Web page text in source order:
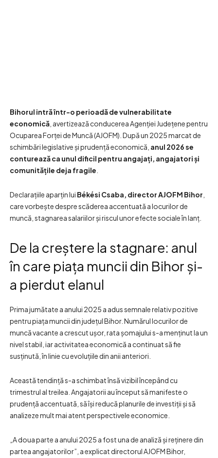
Bihorul intră într-o perioadă de vulnerabilitate
economică , avertizează conducerea Agenției Județene pentru
Ocuparea Forței de Muncă (AJOFM). După un 2025 marcat de
schimbări legislative și prudență economică, anul 2026 se
conturează ca unul dificil pentru angajați, angajatori și
comunitățile deja fragile
Declarațiile aparțin lui Békési Csaba, director AJOFM Bihor
care vorbește despre scăderea accentuată a locurilor de
muncă, stagnarea salariilor și riscul unor efecte sociale în lanț.
De la creștere la stagnare: anul
în care piața muncii din Bihor și-
a pierdut elanul
Prima jumătate a anului 2025 a adus semnale relativ pozitive
pentru piața muncii din județul Bihor. Numărul locurilor de
muncă vacante a crescut ușor, rata șomajului s-a menținut la un
nivel stabil, iar activitatea economică a continuat să fie
susținută, în linie cu evoluțiile din anii anteriori.
Această tendință s-a schimbat însă vizibil începând cu
trimestrul al treilea. Angajatorii au început să manifeste o
prudență accentuată, să își reducă planurile de investiții și să
analizeze mult mai atent perspectivele economice.
„A doua parte a anului 2025 a fost una de analiză și reținere din
partea angajatorilor”, a explicat directorul AJOFM Bihor,